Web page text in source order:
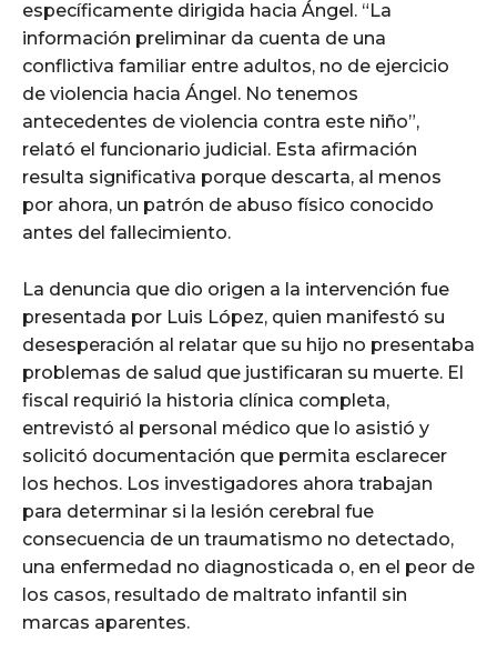
específicamente dirigida hacia Ángel. “La
información preliminar da cuenta de una
conflictiva familiar entre adultos, no de ejercicio
de violencia hacia Ángel. No tenemos
antecedentes de violencia contra este niño”,
relató el funcionario judicial. Esta afirmación
resulta significativa porque descarta, al menos
por ahora, un patrón de abuso físico conocido
antes del fallecimiento.
La denuncia que dio origen a la intervención fue
presentada por Luis López, quien manifestó su
desesperación al relatar que su hijo no presentaba
problemas de salud que justificaran su muerte. El
fiscal requirió la historia clínica completa,
entrevistó al personal médico que lo asistió y
solicitó documentación que permita esclarecer
los hechos. Los investigadores ahora trabajan
para determinar si la lesión cerebral fue
consecuencia de un traumatismo no detectado,
una enfermedad no diagnosticada o, en el peor de
los casos, resultado de maltrato infantil sin
marcas aparentes.